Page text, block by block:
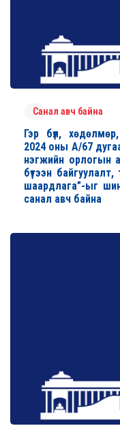
Санал авч байна
Гэр бүл,
2024 оны А/67
нэгжийн орлогын
бүтээн
шаардлага”-ыг
санал авч байна